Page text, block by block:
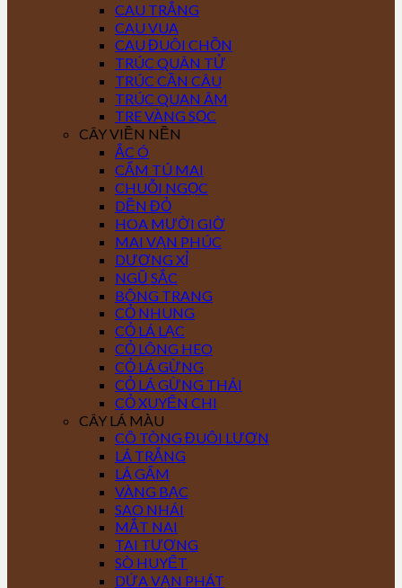
CAU TRẮNG
CAU VUA
CAU ĐUÔI CHỒN
TRÚC QUÂN TỬ
TRÚC CẦN CÂU
TRÚC QUAN ÂM
TRE VÀNG SỌC
CÂY VIỀN NỀN
ẮC Ó
CẨM TÚ MAI
CHUỖI NGỌC
DỀN ĐỎ
HOA MƯỜI GIỜ
MAI VẠN PHÚC
DƯƠNG XỈ
NGŨ SẮC
BÔNG TRANG
CỎ NHUNG
CỎ LÁ LẠC
CỎ LÔNG HEO
CỎ LÁ GỪNG
CỎ LÁ GỪNG THÁI
CỎ XUYẾN CHI
CÂY LÁ MÀU
CÔ TÒNG ĐUÔI LƯƠN
LÁ TRẮNG
LÁ GẤM
VÀNG BẠC
SAO NHÁI
MẮT NAI
TAI TƯỢNG
SÒ HUYẾT
DỨA VẠN PHÁT